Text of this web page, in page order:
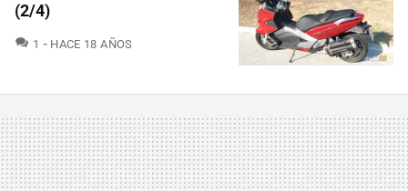
(2/4)
1 COMENTARIOS
HACE 18 AÑOS